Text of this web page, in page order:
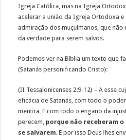
Igreja Católica, mas na Igreja
acelerar a união da Igreja Ortodoxa e
admiração dos muçulmanos, que
da verdade para serem salvos.
Podemos ver na Bíblia um texto que
(Satanás personificando Cristo):
(II Tessalonicenses 2:9-12) – A esse
eficácia de Satanás, com todo o
mentira, E com todo o engano da
perecem, porque não receberam
se salvarem. E por isso Deus lhes